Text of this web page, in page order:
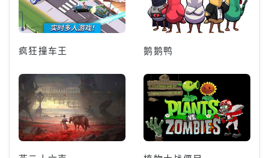
疯狂撞车王 鹅鹅鸭